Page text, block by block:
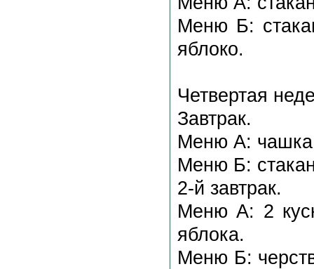
Меню Б:
яблоко.
Четвертая
Завтрак.
Меню А: чашка
Меню Б:
2-й завтрак.
Меню А: 2
яблока.
Меню Б: